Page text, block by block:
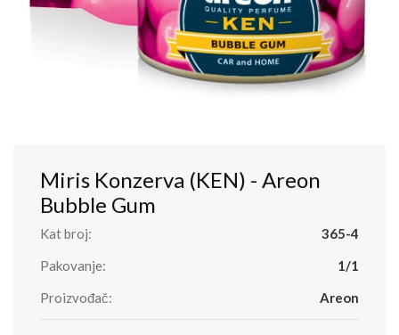
Miris Konzerva (KEN) - Areon
Bubble Gum
Kat broj:
365-4
Pakovanje:
1/1
Proizvođač:
Areon